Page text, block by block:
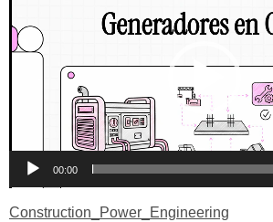
00:00
Construction_Power_Engineering